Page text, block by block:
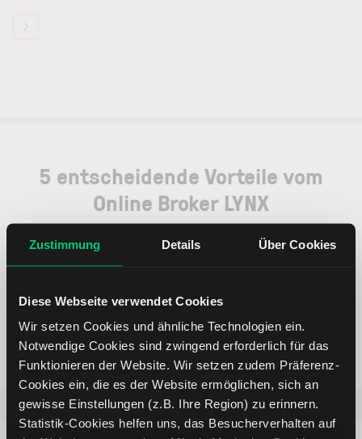
Zustimmung Details Über Cookies
Diese Webseite verwendet Cookies
Wir setzen Cookies und ähnliche Technologien ein.
Notwendige Cookies sind zwingend erforderlich für das
Funktionieren der Website. Wir setzen zudem Präferenz-
Cookies ein, die es der Website ermöglichen, sich an
gewisse Einstellungen (z.B. Ihre Region) zu erinnern.
Statistik-Cookies helfen uns, das Besucherverhalten auf
5 entscheidende Vorteile vom
Online Broker LYNX
Weltweites Handeln
Beliebt ETR:PLUN Aktien im